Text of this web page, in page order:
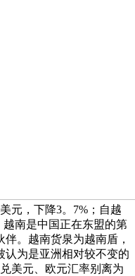
元，下降3。7%；自越
越南是中国正在东盟的第
。越南货泉为越南盾，
认为是亚洲相对较不变的
美元、欧元汇率别离为